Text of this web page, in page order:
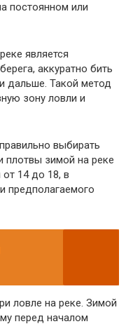
постоянном или
является
аккуратно бить
дальше. Такой метод
зону ловли и
выбирать
зимой на реке
14 до 18, в
предполагаемого
ловле на реке. Зимой
перед началом